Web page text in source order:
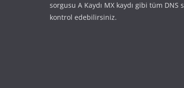
sorgusu A Kaydı MX kaydı gibi tüm DNS
kontrol edebilirsiniz.